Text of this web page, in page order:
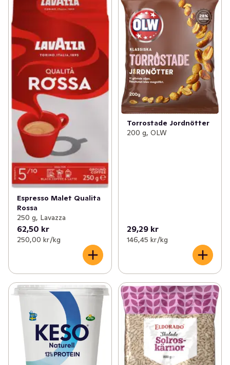
Espresso Malet Qualita
Rossa
250 g, Lavazza
62,50 kr
250,00 kr /kg
Torrostade Jordnötter
200 g, OLW
29,29 kr
146,45 kr /kg